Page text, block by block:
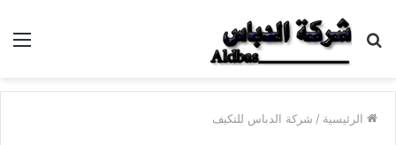
بحث
عن
الرئيسية / شركة الدباس للتكيف